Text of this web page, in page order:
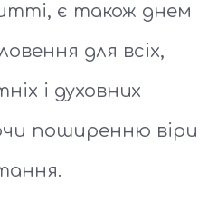
є також днем
для всіх,
і духовних
поширенню віри